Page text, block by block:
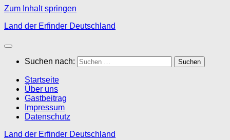
Zum Inhalt springen
Land der Erfinder Deutschland
Suchen nach:
Startseite
Über uns
Gastbeitrag
Impressum
Datenschutz
Land der Erfinder Deutschland